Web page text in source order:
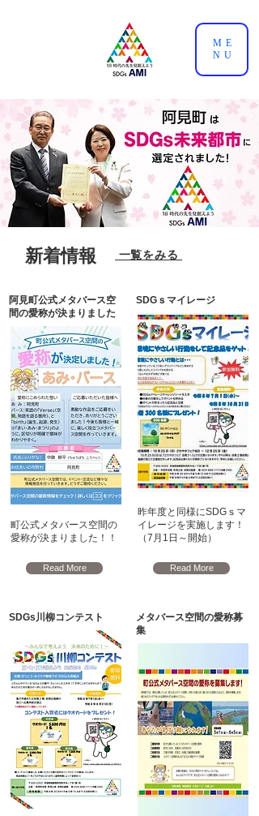
ME
NU
新着情報 ​ 一覧をみる
阿見町公式メタバース空
間の愛称が決まりました
町公式メタバース空間の
愛称が決まりました！！
Read More
SDGs川柳コンテスト
SDGｓマイレージ
昨年度と同様にSDGｓマ
イレージを実施します！
（7月1日～開始）
Read More
メタバース空間の愛称募
集